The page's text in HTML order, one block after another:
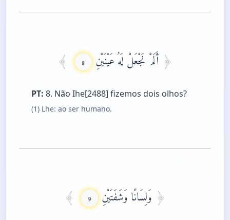
أَلَمْ نَجْعَلْ لَهُ عَيْنَيْنِ 8
PT: 8. Não Ihe[2488] fizemos dois olhos?
(1) Lhe: ao ser humano.
وَلِسَانًا وَشَفَتَيْنِ 9